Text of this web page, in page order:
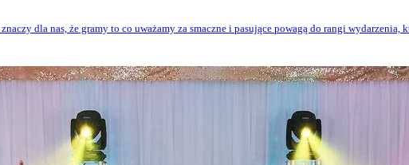
dla nas, że gramy to co uważamy za smaczne i pasujące powagą do rangi